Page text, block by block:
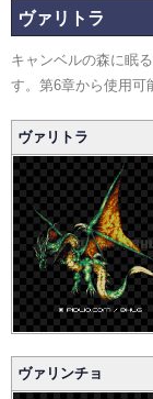
ヴァリトラ
キャンベルの森に眠
す。第6章から使用可
ヴァリトラ
ヴァリンチョ